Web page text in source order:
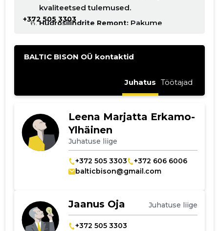
kvaliteetsed tulemused.
Hüdrosilindrite Remont: Pakume
remonditeenust, taastades nende
tõhususe ja pikendades nende
Hüdrosilindrite Valmistamine:
Teostame hüdrosilindrite
kohandatud valmistamist vastavalt
teie konkreetsetele nõudmistele ja
spetsifikatsioonidele.
Freesimine:Meie täpne
freesimisteenus tagab
komponentide täpse kuju ja
nõudlikumatele standarditele.
+372 505 3303
BALTIC BISON OÜ kontaktid
Juhatus Töötajad
Leena Marjatta Erkamo-
Ylhäinen
Juhatuse liige
+372 505 3303
+372 606 6006
balticbison@gmail.com
Jaanus Oja Juhatuse liige
+372 505 3303